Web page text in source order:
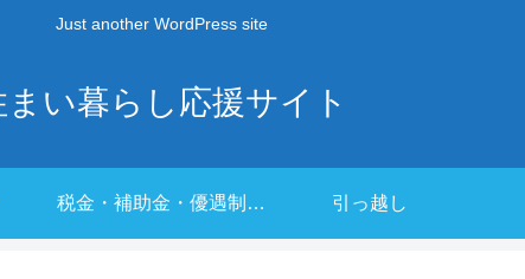
Just another WordPress site
まい暮らし応援サイト
税金・補助金・優遇制度 引っ越し